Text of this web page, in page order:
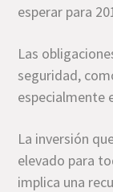
esperar para
Las
seguridad,
especialmente
La inversión
elevado para
implica una